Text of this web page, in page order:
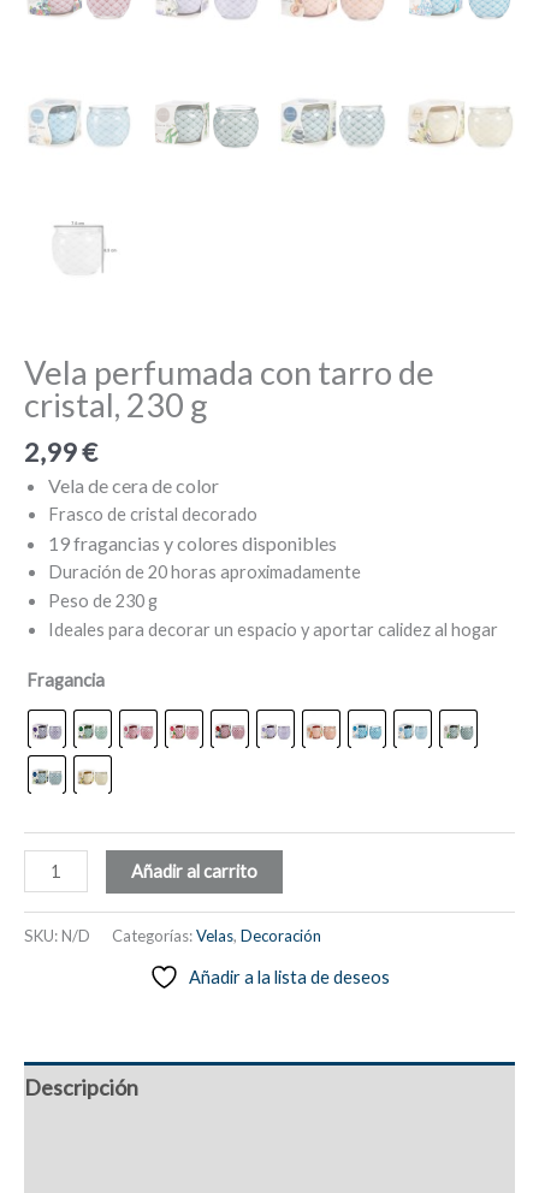
Vela perfumada con tarro de
cristal, 230 g
2,99€
Vela de cera de color
Frasco de cristal decorado
19 fragancias y colores disponibles
Duración de 20 horas aproximadamente
Peso de 230 g
Ideales para decorar un espacio y aportar calidez al hogar
Fragancia
Vela
perfumada
g
cantidad
Añadir al carrito
SKU:N/D Categorías:Velas, Decoración
Añadir a la lista de deseos
Descripción